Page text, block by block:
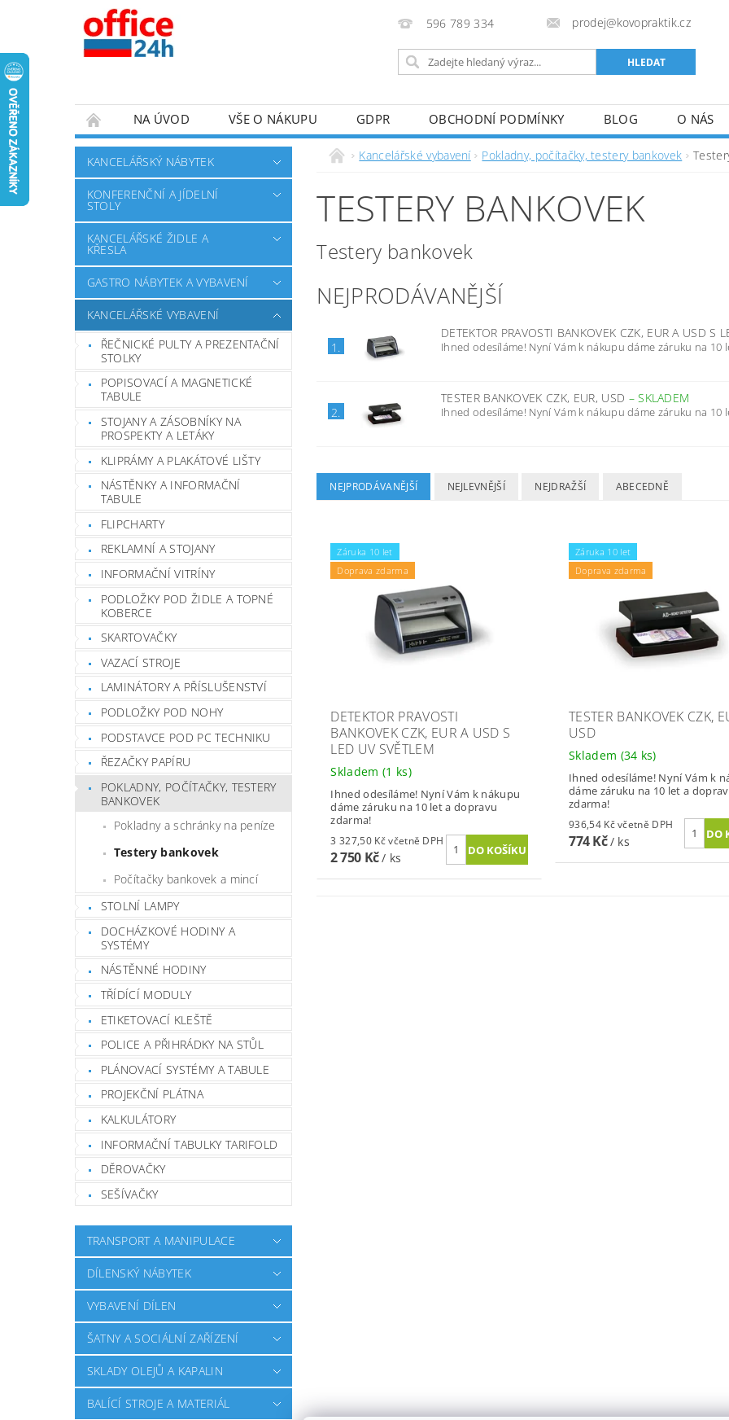
596 789 334 prodej@kovopraktik.cz
NA ÚVOD VŠE O NÁKUPU GDPR OBCHODNÍ PODMÍNKY BLOG O NÁS
KANCELÁŘSKÝ NÁBYTEK
KONFERENČNÍ A JÍDELNÍ
STOLY
KANCELÁŘSKÉ ŽIDLE A
KŘESLA
GASTRO NÁBYTEK A VYBAVENÍ
KANCELÁŘSKÉ VYBAVENÍ
ŘEČNICKÉ PULTY A PREZENTAČNÍ
STOLKY
POPISOVACÍ A MAGNETICKÉ
TABULE
STOJANY A ZÁSOBNÍKY NA
PROSPEKTY A LETÁKY
KLIPRÁMY A PLAKÁTOVÉ LIŠTY
NÁSTĚNKY A INFORMAČNÍ
TABULE
FLIPCHARTY
REKLAMNÍ A STOJANY
INFORMAČNÍ VITRÍNY
PODLOŽKY POD ŽIDLE A TOPNÉ
KOBERCE
SKARTOVAČKY
VAZACÍ STROJE
LAMINÁTORY A PŘÍSLUŠENSTVÍ
PODLOŽKY POD NOHY
PODSTAVCE POD PC TECHNIKU
ŘEZAČKY PAPÍRU
POKLADNY, POČÍTAČKY, TESTERY
BANKOVEK
Pokladny a schránky na peníze
Testery bankovek
Počítačky bankovek a mincí
STOLNÍ LAMPY
DOCHÁZKOVÉ HODINY A
SYSTÉMY
NÁSTĚNNÉ HODINY
TŘÍDÍCÍ MODULY
ETIKETOVACÍ KLEŠTĚ
POLICE A PŘIHRÁDKY NA STŮL
PLÁNOVACÍ SYSTÉMY A TABULE
PROJEKČNÍ PLÁTNA
KALKULÁTORY
INFORMAČNÍ TABULKY TARIFOLD
DĚROVAČKY
SEŠÍVAČKY
TRANSPORT A MANIPULACE
DÍLENSKÝ NÁBYTEK
VYBAVENÍ DÍLEN
ŠATNY A SOCIÁLNÍ ZAŘÍZENÍ
SKLADY OLEJŮ A KAPALIN
BALÍCÍ STROJE A MATERIÁL
Kancelářské vybavení Pokladny, počítačky, testery bankovek
TESTERY BANKOVEK
Testery bankovek
NEJPRODÁVANĚJŠÍ
1.
DETEKTOR PRAVOSTI BANKOVEK CZK, EUR A USD S
Ihned odesíláme! Nyní Vám k nákupu dáme záruku na 10
2.
TESTER BANKOVEK CZK, EUR, USD –SKLADEM
Ihned odesíláme! Nyní Vám k nákupu dáme záruku na 10
NEJPRODÁVANĚJŠÍ NEJLEVNĚJŠÍ NEJDRAŽŠÍ ABECEDNĚ
Záruka 10 let
Doprava zdarma
DETEKTOR PRAVOSTI
BANKOVEK CZK, EUR A USD S
LED UV SVĚTLEM
Skladem (1 ks)
Ihned odesíláme! Nyní Vám k nákupu
dáme záruku na 10 let a dopravu
zdarma!
3 327,50 Kč včetně DPH
2 750 Kč/ ks
Záruka 10 let
Doprava zdarma
TESTER BANKOVEK CZK,
USD
Skladem (34 ks)
Ihned odesíláme! Nyní Vám k
dáme záruku na 10 let a
zdarma!
936,54 Kč včetně DPH
774 Kč/ ks